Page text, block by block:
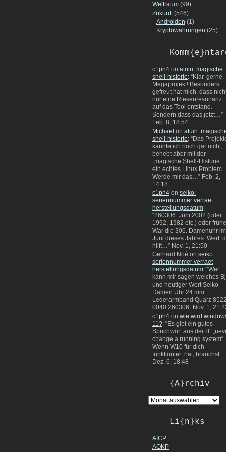
Weltraum (99)
Zukunft (546)
Androiden (1)
Kryptowährungen (25)
c1ph4 on atuin: magische
shell-historie: “Klar, gerne.
Megaprojekt! Besonders
gefreut hat mich, dass
nur eine Riesenresonanz
auf das Tool entstand.
Sondern dass das jetzt…”
Feb. 8, 18:54
Michael on atuin:
shell-historie: “Das
kannte ich noch gar nicht,
behebt aber mit der
„magische Shell-Historie“
ein echtes Linux Problem.
Werde mir das… ” Feb. 2,
14:18
c1ph4 on seiko:
seriennummer verraet
herstellungsdatum:
“260306: Juni 2002 (oder
1992, 1982 etc.) oder
War die 306. Damenuhr im
Juni dieses Jahres. Wert:
hilft…” Nov. 1, 21:50
Gerhard Noé on seiko:
seriennummer verraet
herstellungsdatum: “Wer
kann mir sagen welches
und heutiger Wert Seiko
Damen Uhr 24 mm
Lederarmband Quarz
0040 260306” Nov. 1,
c1ph4 on wie wird
11?: “Es gibt ein gutes
Sprichwort aus der IT:
change a running system“.
Wenn W10 für dich
funktioniert hat, brauchst…
Dez. 6, 18:48
{A}rchiv
Li{n}ks
AICP
AOKP